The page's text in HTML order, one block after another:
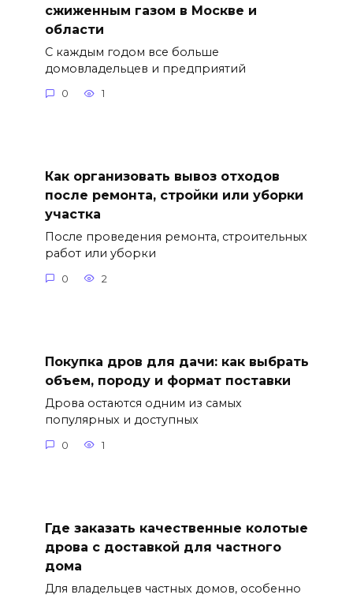
сжиженным газом в Москве и
области
С каждым годом все больше
домовладельцев и предприятий
0 1
Как организовать вывоз отходов
после ремонта, стройки или уборки
участка
После проведения ремонта, строительных
работ или уборки
0 2
Покупка дров для дачи: как выбрать
объем, породу и формат поставки
Дрова остаются одним из самых
популярных и доступных
0 1
Где заказать качественные колотые
дрова с доставкой для частного
дома
Для владельцев частных домов, особенно